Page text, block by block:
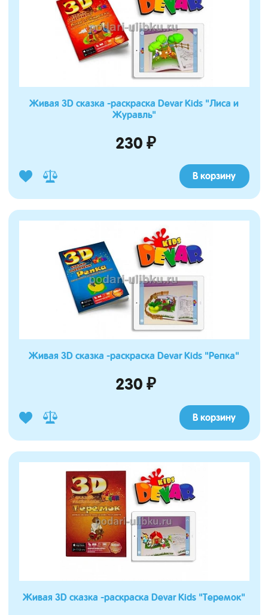
Живая 3D сказка -раскраска Devar Kids "Лиса и
Журавль"
230 ₽
В корзину
Живая 3D сказка -раскраска Devar Kids "Репка"
230 ₽
В корзину
Живая 3D сказка -раскраска Devar Kids "Теремок"